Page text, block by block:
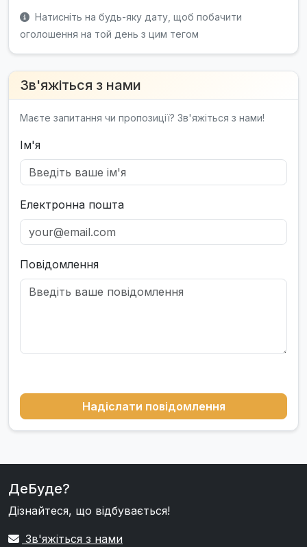
Натисніть на будь-яку дату, щоб побачити
оголошення на той день з цим тегом
Зв'яжіться з нами
Маєте запитання чи пропозиції? Зв'яжіться з нами!
Ім'я
Електронна пошта
Повідомлення
Надіслати повідомлення
ДеБуде?
Дізнайтеся, що відбувається!
Зв'яжіться з нами